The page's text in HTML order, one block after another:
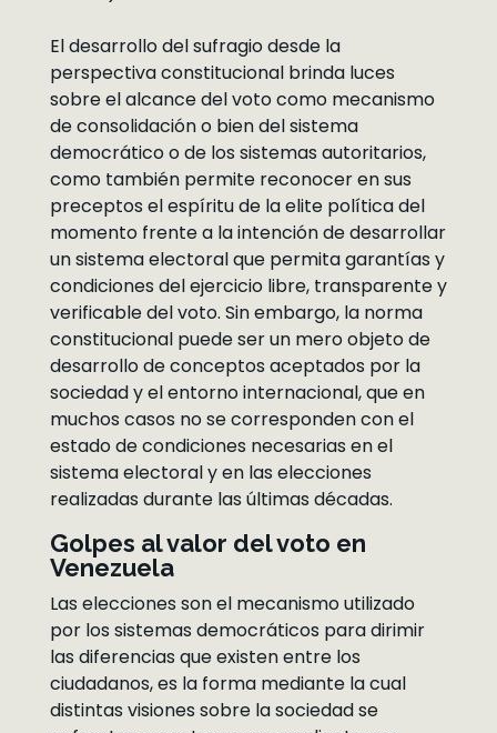
El desarrollo del sufragio desde la
perspectiva constitucional brinda luces
sobre el alcance del voto como mecanismo
de consolidación o bien del sistema
democrático o de los sistemas autoritarios,
como también permite reconocer en sus
preceptos el espíritu de la elite política del
momento frente a la intención de desarrollar
un sistema electoral que permita garantías y
condiciones del ejercicio libre, transparente y
verificable del voto. Sin embargo, la norma
constitucional puede ser un mero objeto de
desarrollo de conceptos aceptados por la
sociedad y el entorno internacional, que en
muchos casos no se corresponden con el
estado de condiciones necesarias en el
sistema electoral y en las elecciones
realizadas durante las últimas décadas.
Golpes al valor del voto en
Venezuela
Las elecciones son el mecanismo utilizado
por los sistemas democráticos para dirimir
las diferencias que existen entre los
ciudadanos, es la forma mediante la cual
distintas visiones sobre la sociedad se